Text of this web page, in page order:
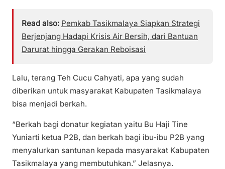
Read also: Pemkab Tasikmalaya Siapkan Strategi
Berjenjang Hadapi Krisis Air Bersih, dari Bantuan
Darurat hingga Gerakan Reboisasi
Lalu, terang Teh Cucu Cahyati, apa yang sudah
diberikan untuk masyarakat Kabupaten Tasikmalaya
bisa menjadi berkah.
“Berkah bagi donatur kegiatan yaitu Bu Haji Tine
Yuniarti ketua P2B, dan berkah bagi ibu-ibu P2B yang
menyalurkan santunan kepada masyarakat Kabupaten
Tasikmalaya yang membutuhkan.” Jelasnya.